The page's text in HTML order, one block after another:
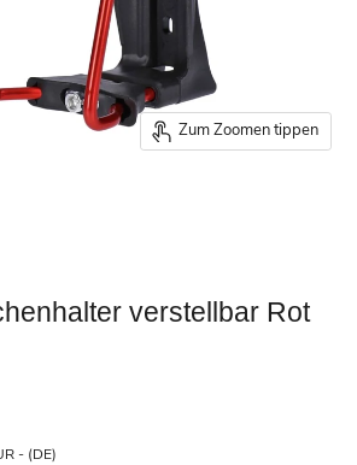
Zum Zoomen tippen
verstellbar Rot
- (DE)